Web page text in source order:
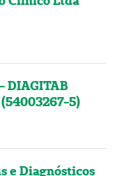
DIAGITAB
(54003267-5)
e Diagnósticos